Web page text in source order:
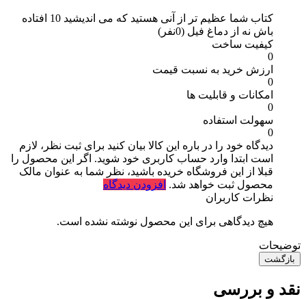
کتاب شما عظیم تر از آنی هستید که می اندیشید 10 افتاده
باش نه از دماغ فیل (0نفر)
کیفیت ساخت
0
ارزش خرید به نسبت قیمت
0
امکانات و قابلیت ها
0
سهولت استفاده
0
دیدگاه خود را در باره این کالا بیان کنید برای ثبت نظر، لازم
است ابتدا وارد حساب کاربری خود شوید. اگر این محصول را
قبلا از این فروشگاه خریده باشید، نظر شما به عنوان مالک
محصول ثبت خواهد شد. افزودن دیدگاه
نظرات کاربران
هیچ دیدگاهی برای این محصول نوشته نشده است.
توضیحات
بازگشت
نقد و بررسی